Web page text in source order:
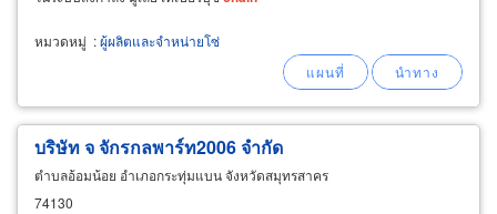
หมวดหมู่ :ผู้ผลิตและจำหน่ายโซ่
บริษัท จ จักรกลพาร์ท2006 จำกัด
ตำบลอ้อมน้อย อำเภอกระทุ่มแบน จังหวัดสมุทรสาคร
74130